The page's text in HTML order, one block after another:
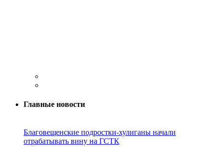
Главные новости
Благовещенские подростки-хулиганы начали
отрабатывать вину на ГСТК